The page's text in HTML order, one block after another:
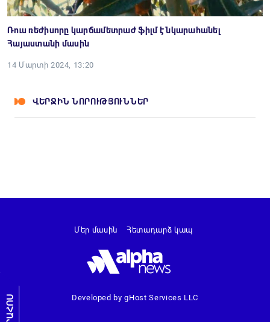
Ռուս ռեժիսորը կարճամետրաժ ֆիլմ է նկարահանել
Հայաստանի մասին
14 Մարտի 2024, 13:20
ՎԵՐՋԻՆ ՆՈՐՈՒԹՅՈՒՆՆԵՐ
ԼՐԱՀՈՍ Developed by gHost Services LLC
Մեր մասին Հետադարձ կապ